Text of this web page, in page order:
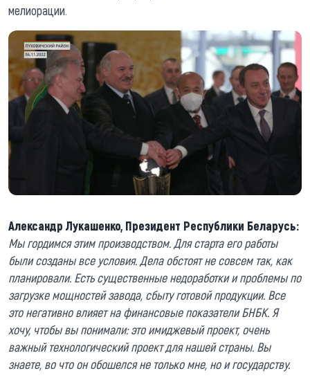
мелиорации.
Александр Лукашенко, Президент Республики Беларусь:
Мы гордимся этим производством. Для старта его работы
были созданы все условия. Дела обстоят не совсем так, как
планировали. Есть существенные недоработки и проблемы по
загрузке мощностей завода, сбыту готовой продукции. Все
это негативно влияет на финансовые показатели БНБК. Я
хочу, чтобы вы понимали: это имиджевый проект, очень
важный технологический проект для нашей страны. Вы
знаете, во что он обошелся не только мне, но и государству.